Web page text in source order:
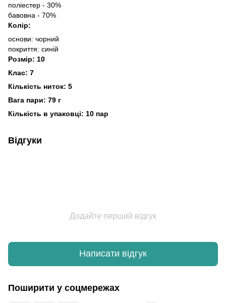
поліестер - 30%
бавовна - 70%
Колір:
основи: чорний
покриття: синій
Розмір: 10
Клас: 7
Кількість ниток: 5
Вага пари: 79 г
Кількість в упаковці: 10 пар
Відгуки
Додайте перший відгук
Написати відгук
Поширити у соцмережах